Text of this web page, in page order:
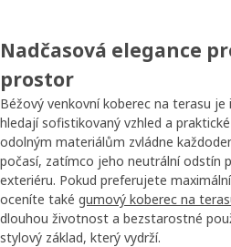
Nadčasová elegance
prostor
Béžový venkovní koberec na terasu
hledají sofistikovaný vzhled a
odolným materiálům zvládne
počasí, zatímco jeho neutrální odstín
exteriéru. Pokud preferujete
oceníte také gumový koberec na
dlouhou životnost a bezstarostné
stylový základ, který vydrží.